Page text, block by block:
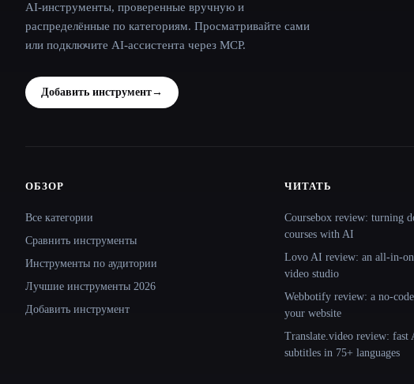
AI-инструменты, проверенные вручную и
распределённые по категориям. Просматривайте сами
или подключите AI-ассистента через MCP.
Добавить инструмент→
Site navigation
ОБЗОР
Все категории
Сравнить инструменты
Инструменты по аудитории
Лучшие инструменты 2026
Добавить инструмент
ЧИТАТЬ
Coursebox review: turning
courses with AI
Lovo AI review: an all-in-
video studio
Webbotify review: a no-
your website
Translate.video review: fast
subtitles in 75+ languages